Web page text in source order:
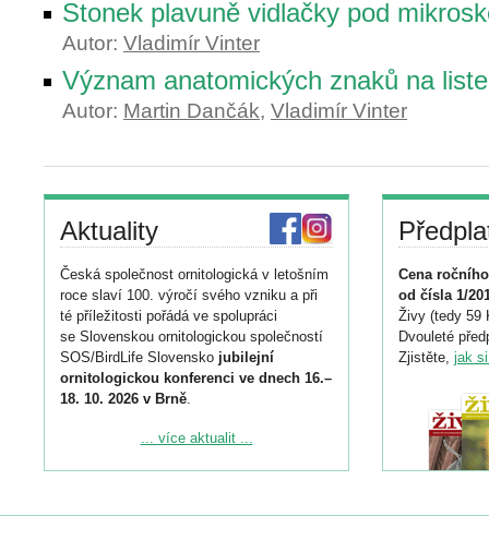
Stonek plavuně vidlačky pod
Autor: Vladimír Vinter
Význam anatomických znaků na
Autor: Martin Dančák, Vladimír Vinter
Aktuality
Česká společnost ornitologická v letošním
roce slaví 100. výročí svého vzniku a při
té příležitosti pořádá ve spolupráci
se Slovenskou ornitologickou společností
SOS/BirdLife Slovensko jubilejní
ornitologickou konferenci ve dnech 16.–
18. 10. 2026 v Brně.
Podrobnější informace ke konferenci
Registrovat se můžete do 6. září.
... více aktualit ...
Cena
od čísla 1/
Živy (tedy 59
Dvouleté
Zjistěte, jak